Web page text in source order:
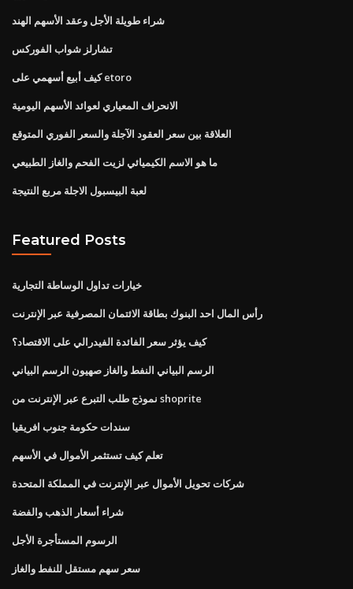
شراء طويلة الأجل وعقد الأسهم الهند
تشارلز شواب الفوركس
كيف أبيع أسهمي على etoro
الانحراف المعياري لعوائد الأسهم اليومية
العلاقة بين سعر العقود الآجلة والسعر الفوري المتوقع
ما هو الاسم الكيميائي لزيت الفحم والغاز الطبيعي
لعبة البيسبول الاجلة مربع النتيجة
Featured Posts
خيارات تداول الوساطة التجارية
رأس المال احد البنوك بطاقة الائتمان المصرفية عبر الإنترنت
كيف يؤثر سعر الفائدة الفيدرالي على الاقتصاد؟
الرسم البياني النفط والغاز صهيون الرسم البياني
نموذج طلب التبرع عبر الإنترنت من shoprite
سندات حكومة جنوب افريقيا
تعلم كيف تستثمر الأموال في الأسهم
شركات تحويل الأموال عبر الإنترنت في المملكة المتحدة
شراء أسعار الذهب والفضة
الرسوم المستأجرة الأجل
سعر سهم مستقل للنفط والغاز